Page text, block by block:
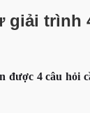
giải trình
được 4 câu hỏi